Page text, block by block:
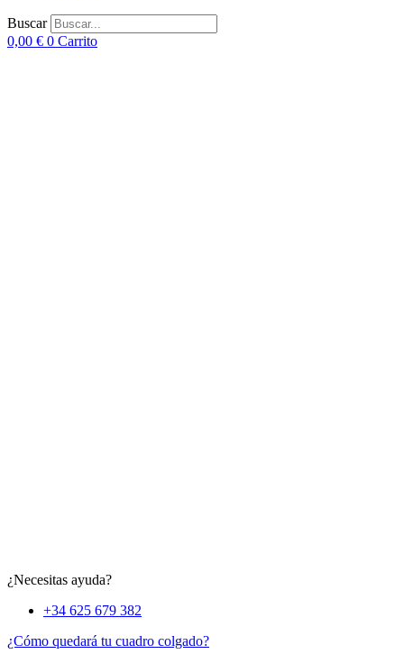
Buscar
0,00 € 0 Carrito
¿Necesitas ayuda?
+34 625 679 382
¿Cómo quedará tu cuadro colgado?